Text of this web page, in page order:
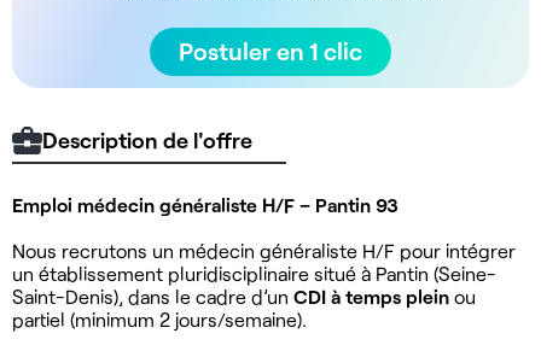
Postuler en 1 clic
Description de l'offre
Emploi médecin généraliste H/F – Pantin 93
Nous recrutons un médecin généraliste H/F pour intégrer
un établissement pluridisciplinaire situé à Pantin (Seine-
Saint-Denis), dans le cadre d’un CDI à temps plein ou
partiel (minimum 2 jours/semaine).